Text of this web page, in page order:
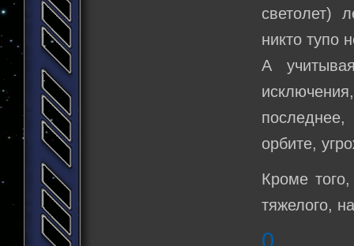
светолет)
никто тупо
А
орбите,
Кроме
тяжелого,
0